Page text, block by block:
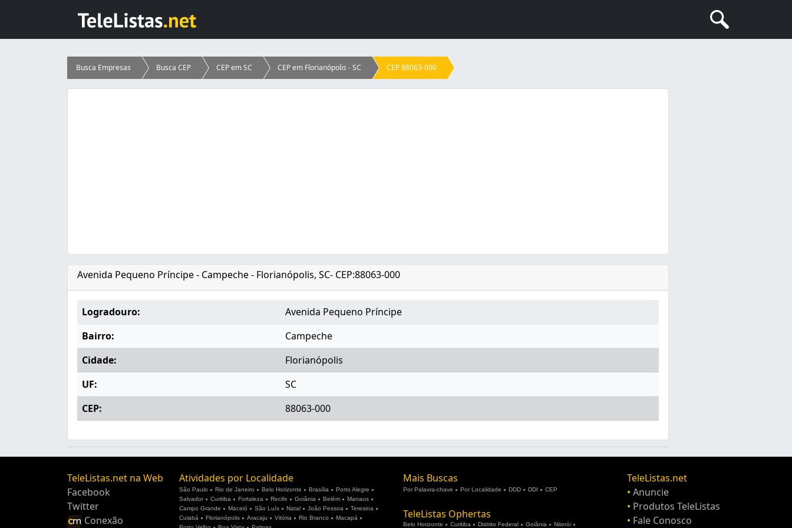
Busca Empresas Busca CEP CEP em SC CEP em Florianópolis - SC CEP 88063-000
Avenida Pequeno Príncipe - Campeche - Florianópolis, SC- CEP:88063-000
Logradouro:
Avenida Pequeno Príncipe
Bairro:
Campeche
Cidade:
Florianópolis
UF:
SC
CEP:
88063-000
TeleListas.net na Web
Facebook
Twitter
Conexão
Atividades por Localidade
São Paulo Rio de Janeiro Belo Horizonte Brasília
Porto Alegre
Salvador
Curitiba Fortaleza Recife Goiânia Belém
Manaus
Campo Grande
Maceió São Luís Natal João Pessoa
Teresina
Cuiabá
Florianópolis Aracaju Vitória Rio Branco
Macapá
Mais Buscas
Por Palavra-chave Por Localidade DDD DDI CEP
TeleListas Ophertas
Belo Horizonte Curitiba Distrito Federal Goiânia Niterói
TeleListas.net
• Anuncie
• Produtos TeleListas
• Fale Conosco